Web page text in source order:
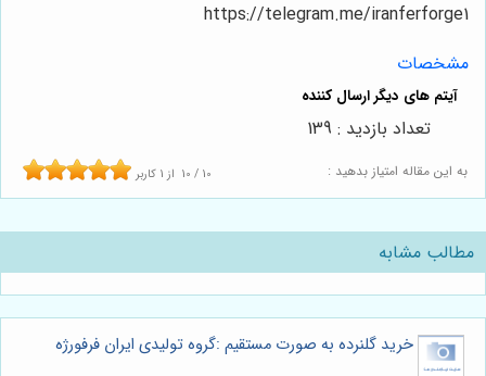
https://telegram.me/iranferforge1
مشخصات
به این مقاله امتیاز بدهید : 10 / 10 از 1 کاربر
تعداد بازدید : 139
مطالب مشابه
خرید گلنرده به صورت مستقیم :گروه تولیدی ایران فرفورژه